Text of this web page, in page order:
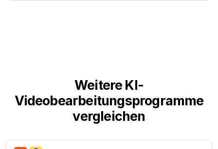
Weitere KI-
Videobearbeitungsprogramme
vergleichen